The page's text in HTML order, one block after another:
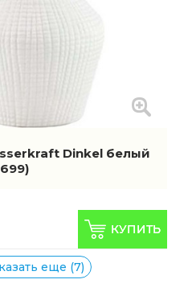
Dinkel белый
еще (7)